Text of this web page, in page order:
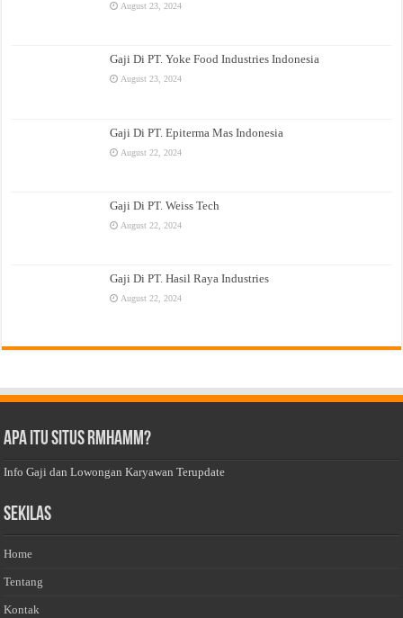
August 23, 2024
Gaji Di PT. Yoke Food Industries Indonesia
August 23, 2024
Gaji Di PT. Epiterma Mas Indonesia
August 22, 2024
Gaji Di PT. Weiss Tech
August 22, 2024
Gaji Di PT. Hasil Raya Industries
August 22, 2024
Apa Itu Situs Rmhamm?
Info Gaji dan Lowongan Karyawan Terupdate
Sekilas
Home
Tentang
Kontak